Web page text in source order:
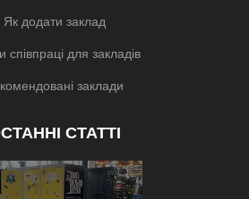
Як додати заклад
співпраці для закладів
заклади
СТАТТІ